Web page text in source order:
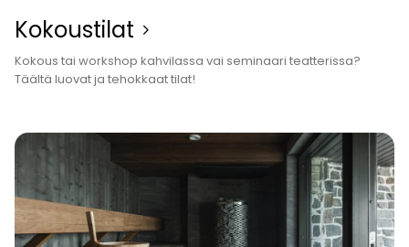
Kokous­tilat
Kokous tai workshop kahvilassa vai seminaari teatterissa?
Täältä luovat ja tehokkaat tilat!